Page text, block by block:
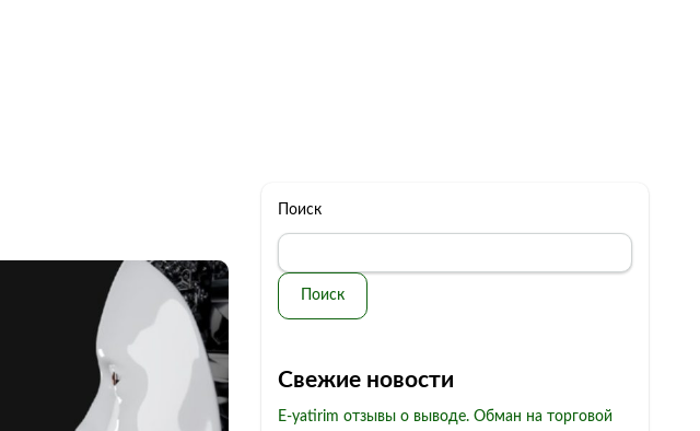
Поиск
Поиск
Свежие новости
E-yatirim отзывы о выводе. Обман на торговой